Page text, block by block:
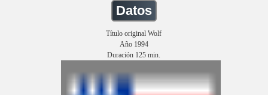
Datos
Título original Wolf
Año 1994
Duración 125 min.